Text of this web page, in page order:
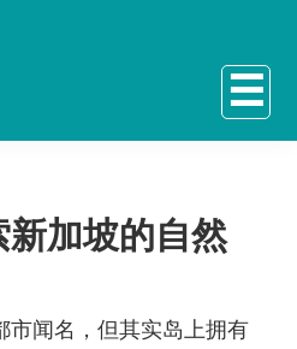
☰
加坡的自然
市闻名，但其实岛上拥有